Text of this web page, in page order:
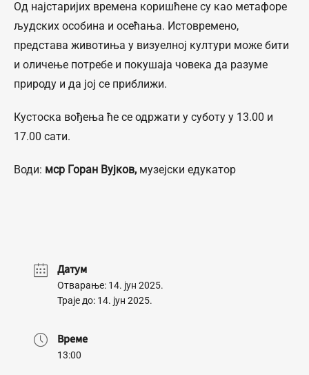
Од најстаријих времена коришћене су као метафоре
људских особина и осећања. Истовремено,
представа животиња у визуелној култури може бити
и оличење потребе и покушаја човека да разуме
природу и да јој се приближи.
Кустоска вођења ће се одржати у суботу у 13.00 и
17.00 сати.
Води: мср Горан Вујков, музејски едукатор
Датум
Отварање: 14. јун 2025.
Траје до: 14. јун 2025.
Време
13:00